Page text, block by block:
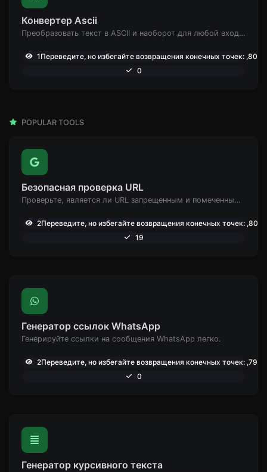
Конвертер Ascii
Преобразовать текст в ASCII и наоборот для любой входной строки.
1Переведите, но избегайте возвращения конечных точек: ,806
0
POPULAR TOOLS
Безопасная проверка URL
Проверьте, является ли URL запрещенным и помеченным как безопасный/небезопасный Google.
2Переведите, но избегайте возвращения конечных точек: ,801
19
Генератор ссылок WhatsApp
Генерируйте ссылки на сообщения WhatsApp легко.
2Переведите, но избегайте возвращения конечных точек: ,797
0
Генератор курсивного текста